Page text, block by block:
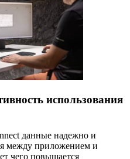
использования
данные надежно и
между приложением и
чего повышается